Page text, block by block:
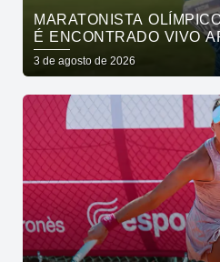
MARATONISTA
É ENCONTRADO VIVO
3 de agosto de 2026